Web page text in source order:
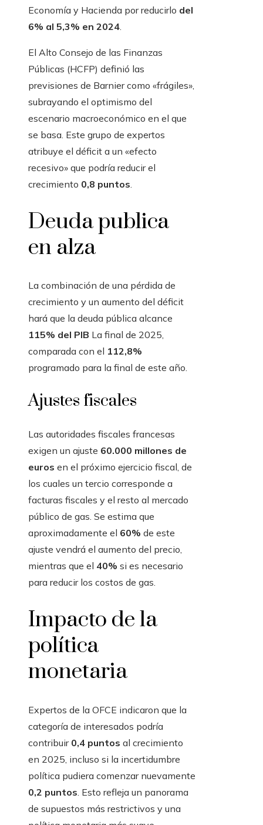
Economía y Hacienda por reducirlo del
6% al 5,3% en 2024
El Alto Consejo de las Finanzas
Públicas (HCFP) definió las
previsiones de Barnier como «frágiles»,
subrayando el optimismo del
escenario macroeconómico en el que
se basa. Este grupo de expertos
atribuye el déficit a un «efecto
recesivo» que podría reducir el
crecimiento 0,8 puntos
Deuda publica
en alza
La combinación de una pérdida de
crecimiento y un aumento del déficit
hará que la deuda pública alcance
115% del PIB La final de 2025,
comparada con el 112,8%
programado para la final de este año.
Ajustes fiscales
Las autoridades fiscales francesas
exigen un ajuste 60.000 millones de
euros en el próximo ejercicio fiscal, de
los cuales un tercio corresponde a
facturas fiscales y el resto al mercado
público de gas. Se estima que
aproximadamente el 60% de este
ajuste vendrá el aumento del precio,
mientras que el 40% si es necesario
para reducir los costos de gas.
Impacto de la
política
monetaria
Expertos de la OFCE indicaron que la
categoría de interesados ​​podría
contribuir 0,4 puntos al crecimiento
en 2025, incluso si la incertidumbre
política pudiera comenzar nuevamente
0,2 puntos . Esto refleja un panorama
de supuestos más restrictivos y una